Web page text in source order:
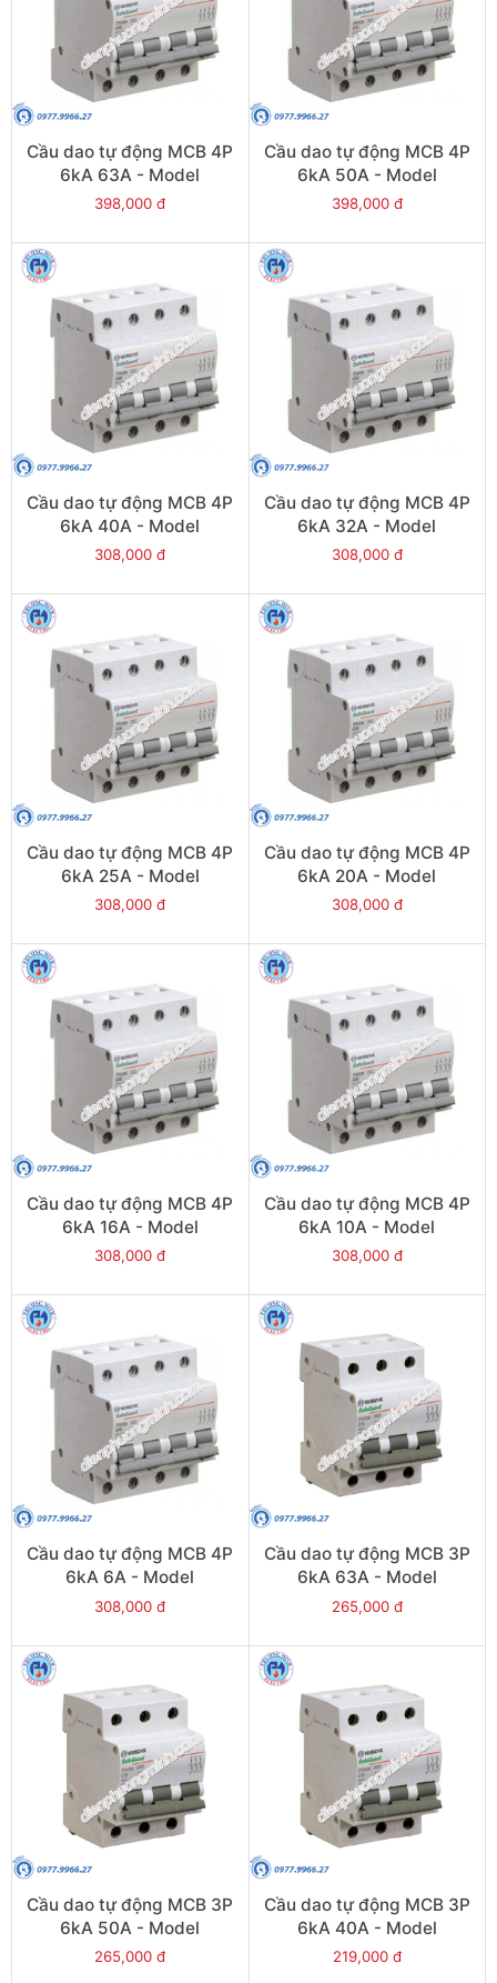
Cầu dao tự động MCB 4P
6kA 63A - Model
PS45S/C4063
398,000 đ
Cầu dao tự động MCB 4P
6kA 50A - Model
PS45S/C4050
398,000 đ
Cầu dao tự động MCB 4P
6kA 40A - Model
PS45S/C4040
308,000 đ
Cầu dao tự động MCB 4P
6kA 32A - Model
PS45S/C4032
308,000 đ
Cầu dao tự động MCB 4P
6kA 25A - Model
PS45S/C4025
308,000 đ
Cầu dao tự động MCB 4P
6kA 20A - Model
PS45S/C4020
308,000 đ
Cầu dao tự động MCB 4P
6kA 16A - Model
PS45S/C4016
308,000 đ
Cầu dao tự động MCB 4P
6kA 10A - Model
PS45S/C4010
308,000 đ
Cầu dao tự động MCB 4P
6kA 6A - Model
PS45S/C4006
308,000 đ
Cầu dao tự động MCB 3P
6kA 63A - Model
PS45S/C3063
265,000 đ
Cầu dao tự động MCB 3P
6kA 50A - Model
PS45S/C3050
265,000 đ
Cầu dao tự động MCB 3P
6kA 40A - Model
PS45S/C3040
219,000 đ